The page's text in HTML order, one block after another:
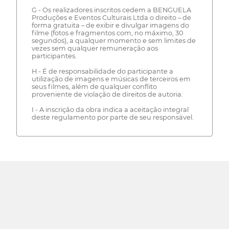
G - Os realizadores inscritos cedem a BENGUELA
Produções e Eventos Culturais Ltda o direito – de
forma gratuita – de exibir e divulgar imagens do
filme (fotos e fragmentos com, no máximo, 30
segundos), a qualquer momento e sem limites de
vezes sem qualquer remuneração aos
participantes.
H - É de responsabilidade do participante a
utilização de imagens e músicas de terceiros em
seus filmes, além de qualquer conflito
proveniente de violação de direitos de autoria.
I - A inscrição da obra indica a aceitação integral
deste regulamento por parte de seu responsável.